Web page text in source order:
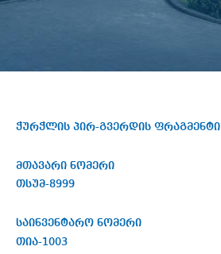
ჭურჭლის პირ-გვერდის ფრაგმენტი
მთავარი ნომერი
თსუმ-8999
საინვენტარო ნომერი
თია-1003